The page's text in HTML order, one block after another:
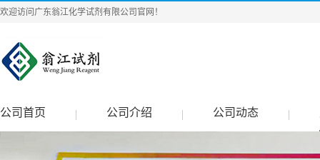
欢迎访问广东翁江化学试剂有限公司官网！
公司首页 公司介绍 公司动态